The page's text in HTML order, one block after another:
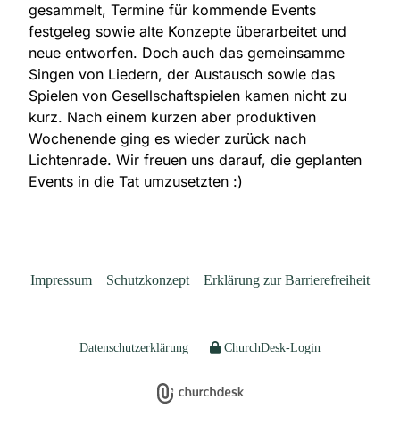
gesammelt, Termine für kommende Events
festgeleg sowie alte Konzepte überarbeitet und
neue entworfen. Doch auch das gemeinsamme
Singen von Liedern, der Austausch sowie das
Spielen von Gesellschaftspielen kamen nicht zu
kurz. Nach einem kurzen aber produktiven
Wochenende ging es wieder zurück nach
Lichtenrade. Wir freuen uns darauf, die geplanten
Events in die Tat umzusetzten :)
Impressum Schutzkonzept Erklärung zur Barrierefreiheit
Datenschutzerklärung ChurchDesk-Login